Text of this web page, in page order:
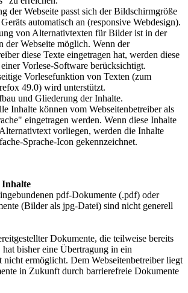
der Webseite passt sich der Bildschirmgröße
automatisch an (responsive Webdesign).
von Alternativtexten für Bilder ist in der
der Webseite möglich. Wenn der
diese Texte eingetragen hat, werden diese
Vorlese-Software berücksichtigt.
Vorlesefunktion von Texten (zum
49.0) wird unterstützt.
und Gliederung der Inhalte.
Inhalte können vom Webseitenbetreiber als
eingetragen werden. Wenn diese Inhalte
vorliegen, werden die Inhalte
Sprache-Icon gekennzeichnet.
pdf-Dokumente (.pdf) oder
(Bilder als jpg-Datei) sind nicht generell
Dokumente, die teilweise bereits
bisher eine Übertragung in ein
nicht ermöglicht. Dem Webseitenbetreiber liegt
in Zukunft durch barrierefreie Dokumente